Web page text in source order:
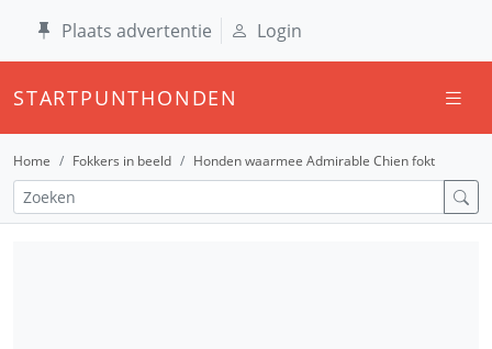
Plaats advertentie Login
STARTPUNTHONDEN
Home Fokkers in beeld Honden waarmee Admirable Chien fokt